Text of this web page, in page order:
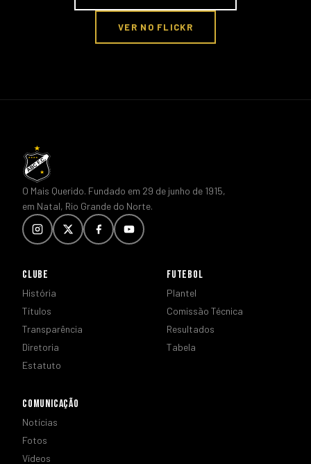
VER NO FLICKR
O Mais Querido. Fundado em 29 de junho de 1915,
em Natal, Rio Grande do Norte.
CLUBE
História
Títulos
Transparência
Diretoria
Estatuto
FUTEBOL
Plantel
Comissão Técnica
Resultados
Tabela
COMUNICAÇÃO
Notícias
Fotos
Vídeos